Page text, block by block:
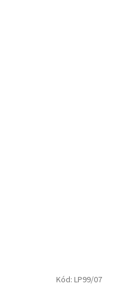
Kód: LP99/07